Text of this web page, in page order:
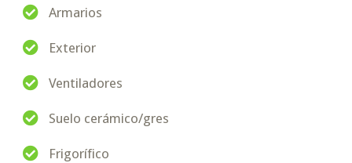
Armarios
Exterior
Ventiladores
Suelo cerámico/gres
Frigorífico